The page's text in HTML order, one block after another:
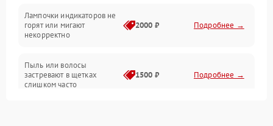
Батарея
Программные сбои
Лампочки индикаторов не
горят или мигают
некорректно
2000 ₽ Подробнее →
Пыль или волосы
застревают в щетках
слишком часто
1500 ₽ Подробнее →